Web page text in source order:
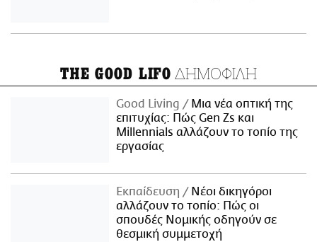
THE GOOD LIFO ΔΗΜΟΦΙΛΗ
Good Living
Μια νέα οπτική της
επιτυχίας: Πώς Gen Zs και
Millennials αλλάζουν το τοπίο της
εργασίας
Εκπαίδευση
Νέοι δικηγόροι
αλλάζουν το τοπίο: Πώς οι
σπουδές Νομικής οδηγούν σε
θεσμική συμμετοχή